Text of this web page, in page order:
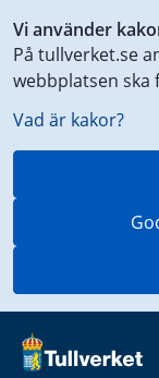
Vi använder
På tullverket.se
webbplatsen ska
Vad är kakor?
till
innehåll
på
aktuell